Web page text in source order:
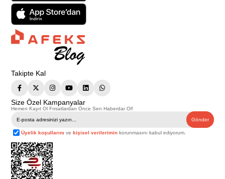
Takipte Kal
Size Özel Kampanyalar
Hemen Kayıt Ol Fırsatlardan Önce Sen Haberdar Ol!
Gönder
Üyelik koşullarını vekişisel verilerimin korunmasını kabul ediyorum.